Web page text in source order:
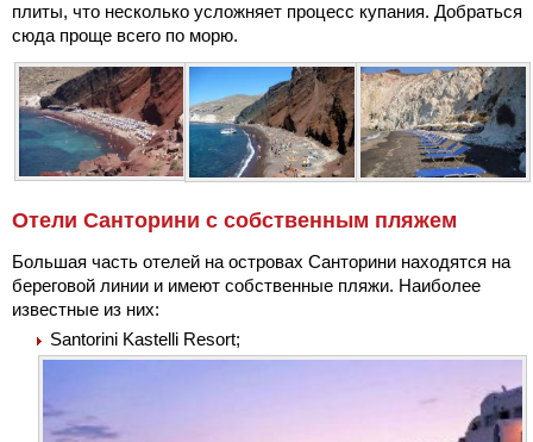
плиты, что несколько усложняет процесс купания. Добраться
сюда проще всего по морю.
Отели Санторини с собственным пляжем
Большая часть отелей на островах Санторини находятся на
береговой линии и имеют собственные пляжи. Наиболее
известные из них:
Santorini Kastelli Resort;